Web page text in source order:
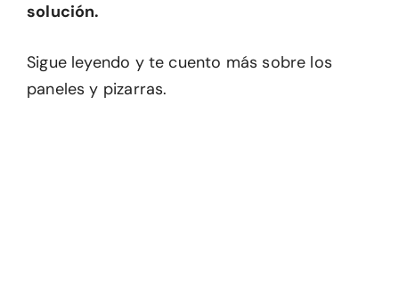
solución.
Sigue leyendo y te cuento más sobre los
paneles y pizarras.